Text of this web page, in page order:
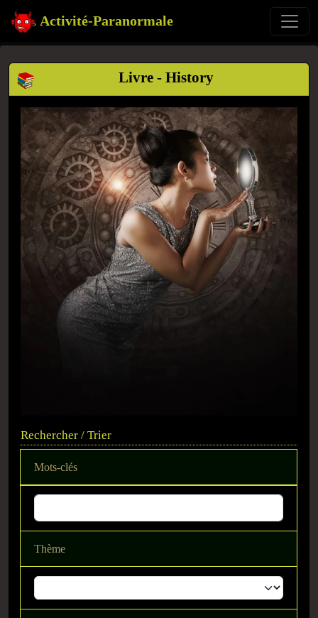
Activité-Paranormale
Livre - History
Rechercher / Trier
Mots-clés
Thème